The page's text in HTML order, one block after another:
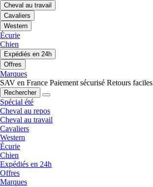
Cheval au travail
Cavaliers
Western
Écurie
Chien
Expédiés en 24h
Offres
Marques
SAV en France Paiement sécurisé Retours faciles
Rechercher
Spécial été
Cheval au repos
Cheval au travail
Cavaliers
Western
Écurie
Chien
Expédiés en 24h
Offres
Marques